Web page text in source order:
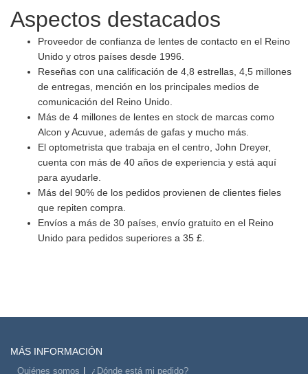
Aspectos destacados
Proveedor de confianza de lentes de contacto en el Reino
Unido y otros países desde 1996.
Reseñas con una calificación de 4,8 estrellas, 4,5 millones
de entregas, mención en los principales medios de
comunicación del Reino Unido.
Más de 4 millones de lentes en stock de marcas como
Alcon y Acuvue, además de gafas y mucho más.
El optometrista que trabaja en el centro, John Dreyer,
cuenta con más de 40 años de experiencia y está aquí
para ayudarle.
Más del 90% de los pedidos provienen de clientes fieles
que repiten compra.
Envíos a más de 30 países, envío gratuito en el Reino
Unido para pedidos superiores a 35 £.
MÁS INFORMACIÓN
Quiénes somos
¿Dónde está mi pedido?